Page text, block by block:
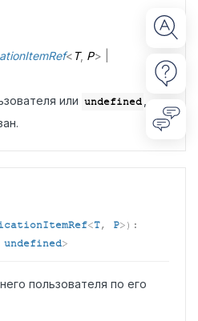
< T, P>
или undefined
<T, P>) :
undefined>
пользователя по его